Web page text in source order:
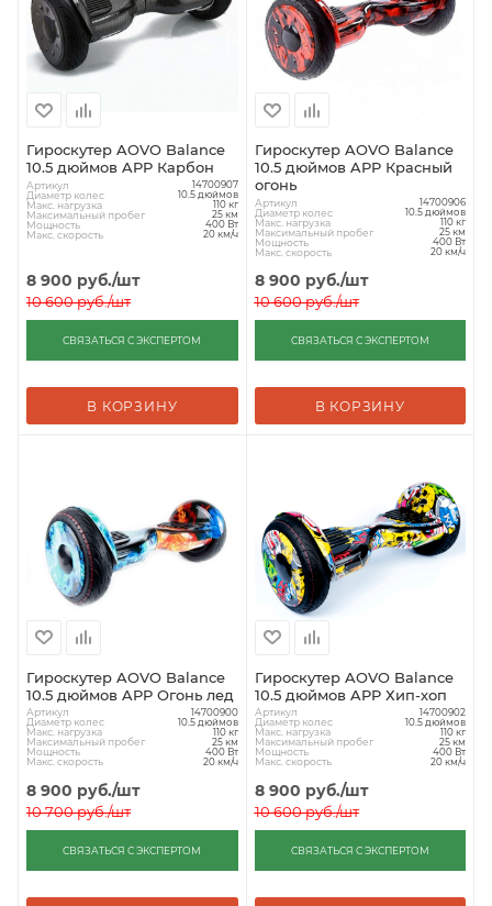
Гироскутер AOVO Balance
10.5 дюймов APP Карбон
Артикул 14700907
Диаметр колес 10.5 дюймов
Макс. нагрузка 110 кг
Максимальный пробег 25 км
Мощность 400 Вт
Макс. скорость 20 км/ч
8 900 руб./шт
10 600руб./шт
СВЯЗАТЬСЯ С ЭКСПЕРТОМ
В КОРЗИНУ
Гироскутер AOVO Balance
10.5 дюймов APP Красный
огонь
Артикул 14700906
Диаметр колес 10.5 дюймов
Макс. нагрузка 110 кг
Максимальный пробег 25 км
Мощность 400 Вт
Макс. скорость 20 км/ч
8 900 руб./шт
10 600руб./шт
СВЯЗАТЬСЯ С ЭКСПЕРТОМ
В КОРЗИНУ
Гироскутер AOVO Balance
10.5 дюймов APP Огонь лед
Артикул 14700900
Диаметр колес 10.5 дюймов
Макс. нагрузка 110 кг
Максимальный пробег 25 км
Мощность 400 Вт
Макс. скорость 20 км/ч
8 900 руб./шт
10 700руб./шт
СВЯЗАТЬСЯ С ЭКСПЕРТОМ
Гироскутер AOVO Balance
10.5 дюймов APP Хип-хоп
Артикул 14700902
Диаметр колес 10.5 дюймов
Макс. нагрузка 110 кг
Максимальный пробег 25 км
Мощность 400 Вт
Макс. скорость 20 км/ч
8 900 руб./шт
10 600руб./шт
СВЯЗАТЬСЯ С ЭКСПЕРТОМ